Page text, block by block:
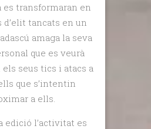
es transformaran en
tancats en un
amaga la seva
que es veurà
seus tics i atacs a
que s’intentin
a ells.
edició l’activitat es